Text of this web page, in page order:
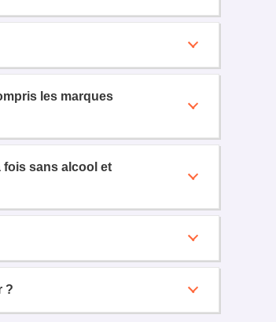
les marques
sans alcool et
?